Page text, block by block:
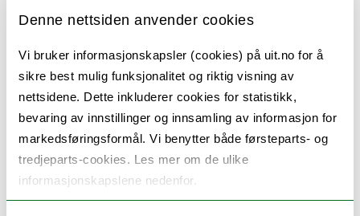
Denne nettsiden anvender cookies
Vi bruker informasjonskapsler (cookies) på uit.no for å
sikre best mulig funksjonalitet og riktig visning av
nettsidene. Dette inkluderer cookies for statistikk,
bevaring av innstillinger og innsamling av informasjon for
markedsføringsformål. Vi benytter både førsteparts- og
tredjeparts-cookies. Les mer om de ulike
informasjonskapslene nedenfor.
og struktur
Derfor meldte vi oss på BACK-studien
18.12.2025
Omfattende skolefravær krever
tverrfaglig innsats – kommuner inviteres
til BACK-studien